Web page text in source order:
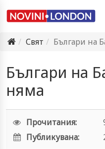
Свят
Българи на
Българи на
няма
Прочитания:
Публикувана: